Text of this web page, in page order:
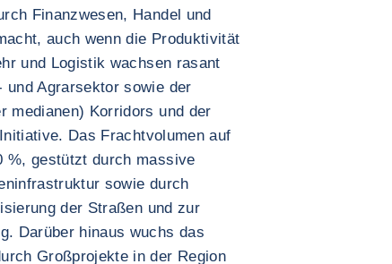
Finanzwesen, Handel und
auch wenn die Produktivität
und Logistik wachsen rasant
und Agrarsektor sowie der
medianen) Korridors und der
Das Frachtvolumen auf
%, gestützt durch massive
sowie durch
der Straßen und zur
Darüber hinaus wuchs das
Großprojekte in der Region